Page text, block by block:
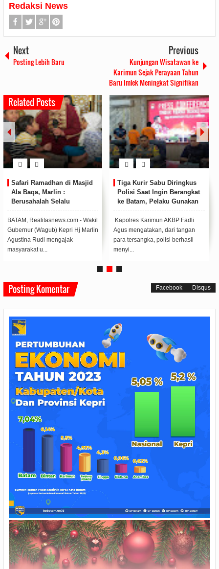
Redaksi News
Next
Posting Lebih Baru
Previous
Kunjungan Wisatawan ke
Karimun Sejak Perayaan Tahun
Baru Imlek Meningkat Signifikan
Related Posts
Safari Ramadhan di Masjid
Ala Baqa, Marlin :
Berusahalah Selalu
Bermanfaat untuk Orang
Lain
BATAM, Realitasnews.com - Wakil
Gubernur (Wagub) Kepri Hj Marlin
Agustina Rudi mengajak
masyarakat u...
Tiga Kurir Sabu Diringkus
Polisi Saat Ingin Berangkat
ke Batam, Pelaku Gunakan
Modus Sembunyikan Sabu
di Anus
Kapolres Karimun AKBP Fadli
Agus mengatakan, dari tangan
para tersangka, polisi berhasil
menyi...
Posting Komentar Facebook Disqus